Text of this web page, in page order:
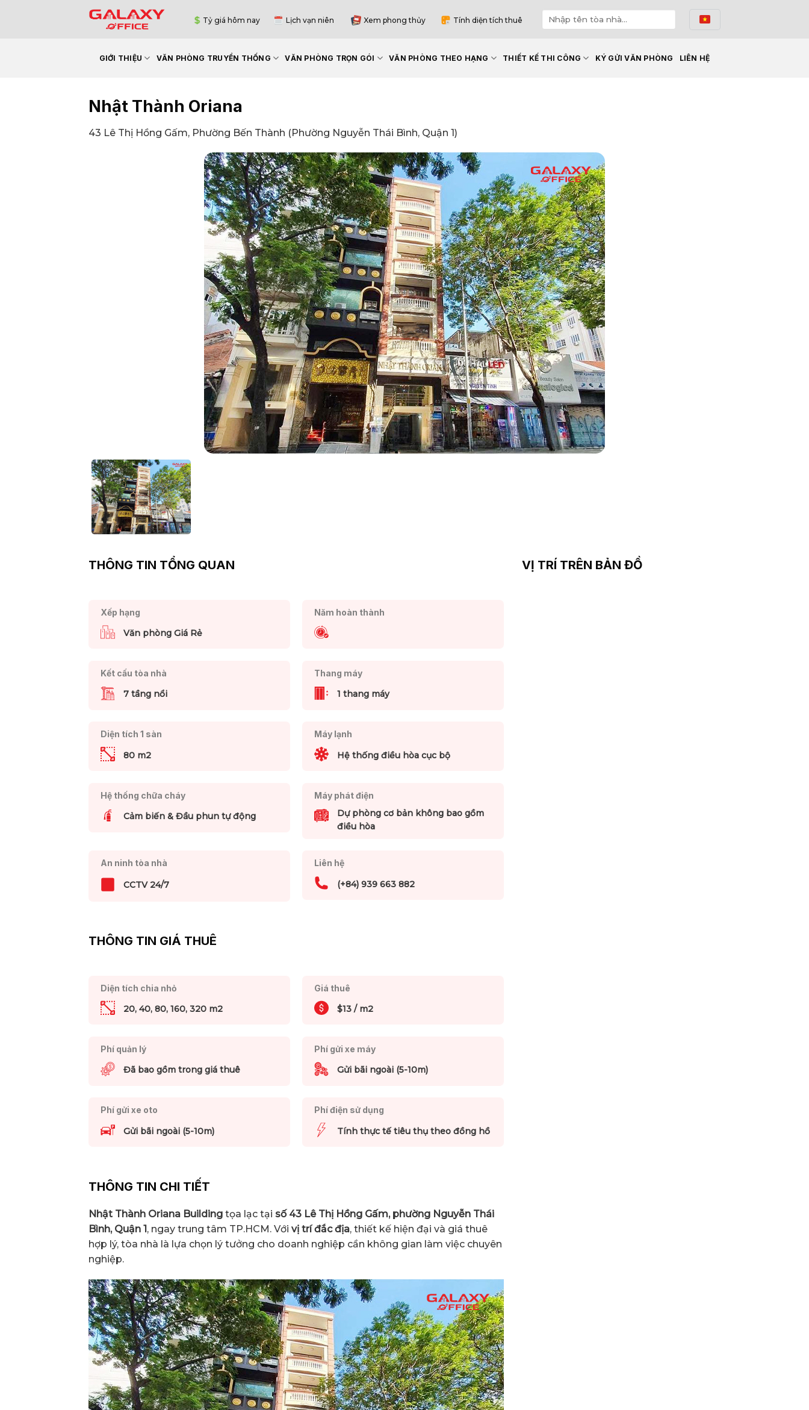
Tỷ giá hôm nay Lịch vạn niên Xem phong thủy Tính diện tích thuê
GIỚI THIỆU VĂN PHÒNG TRUYỀN THỐNG VĂN PHÒNG TRỌN GÓI VĂN PHÒNG THEO HẠNG THIẾT KẾ THI CÔNG KÝ GỬI VĂN PHÒNG LIÊN HỆ
Nhật Thành Oriana
43 Lê Thị Hồng Gấm, Phường Bến Thành (Phường Nguyễn Thái Bình, Quận 1)
THÔNG TIN TỔNG QUAN
Xếp hạng
Văn phòng Giá Rẻ
Năm hoàn thành
Kết cấu tòa nhà
7 tầng nổi
Thang máy
1 thang máy
Diện tích 1 sàn
80 m2
Máy lạnh
Hệ thống điều hòa cục bộ
Hệ thống chữa cháy
Cảm biến & Đầu phun tự động
Máy phát điện
Dự phòng cơ bản không bao gồm
điều hòa
An ninh tòa nhà
CCTV 24/7
Liên hệ
(+84) 939 663 882
THÔNG TIN GIÁ THUÊ
Diện tích chia nhỏ
20, 40, 80, 160, 320 m2
Giá thuê
$13 / m2
Phí quản lý
Đã bao gồm trong giá thuê
Phí gửi xe máy
Gửi bãi ngoài (5-10m)
Phí gửi xe oto
Gửi bãi ngoài (5-10m)
Phí điện sử dụng
Tính thực tế tiêu thụ theo đồng hồ
THÔNG TIN CHI TIẾT
Nhật Thành Oriana Building tọa lạc tại số 43 Lê Thị Hồng Gấm, phường Nguyễn Thái
Bình, Quận 1 , ngay trung tâm TP.HCM. Với vị trí đắc địa, thiết kế hiện đại và giá thuê
hợp lý, tòa nhà là lựa chọn lý tưởng cho doanh nghiệp cần không gian làm việc chuyên
nghiệp.
VỊ TRÍ TRÊN BẢN ĐỒ